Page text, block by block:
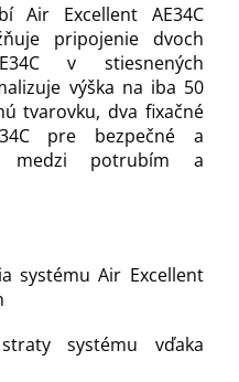
Air Excellent AE34C
pripojenie dvoch
v stiesnených
výška na iba 50
tvarovku, dva fixačné
pre bezpečné a
medzi potrubím a
systému Air Excellent
systému vďaka